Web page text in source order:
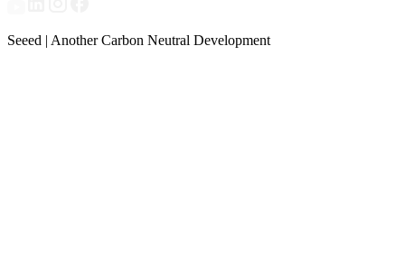
Seeed | Another Carbon Neutral Development